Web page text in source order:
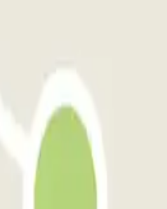
Parkbee Spaarwaterhof